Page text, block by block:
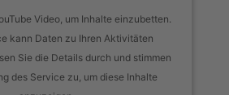
Video, um Inhalte einzubetten.
kann Daten zu Ihren Aktivitäten
Sie die Details durch und stimmen
des Service zu, um diese Inhalte